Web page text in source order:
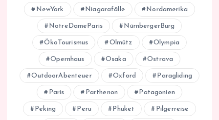
NewYork Niagarafälle Nordamerika
NotreDameParis NürnbergerBurg
ÖkoTourismus Olmütz Olympia
Opernhaus Osaka Ostrava
OutdoorAbenteuer Oxford Paragliding
Paris Parthenon Patagonien
Peking Peru Phuket Pilgerreise